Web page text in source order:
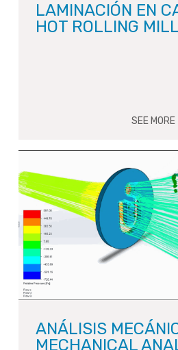
LAMINACIÓN EN
HOT ROLLING
SEE MORE
ANÁLISIS
MECHANICAL